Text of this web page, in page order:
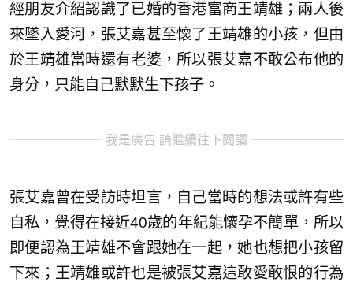
經朋友介紹認識了已婚的香港富商王靖雄；兩人後
來墜入愛河，張艾嘉甚至懷了王靖雄的小孩，但由
於王靖雄當時還有老婆，所以張艾嘉不敢公布他的
身分，只能自己默默生下孩子。
我是廣告 請繼續往下閱讀
張艾嘉曾在受訪時坦言，自己當時的想法或許有些
自私，覺得在接近40歲的年紀能懷孕不簡單，所以
即便認為王靖雄不會跟她在一起，她也想把小孩留
下來；王靖雄或許也是被張艾嘉這敢愛敢恨的行為